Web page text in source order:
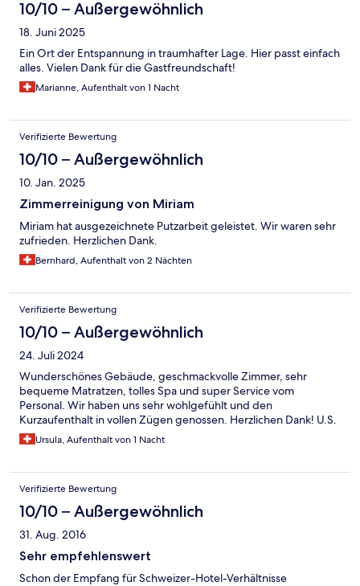
10/10 – Außergewöhnlich
18. Juni 2025
Ein Ort der Entspannung in traumhafter Lage. Hier passt einfach
alles. Vielen Dank für die Gastfreundschaft!
Marianne, Aufenthalt von 1 Nacht
Verifizierte Bewertung
10/10 – Außergewöhnlich
10. Jan. 2025
Zimmerreinigung von Miriam
Miriam hat ausgezeichnete Putzarbeit geleistet. Wir waren sehr
zufrieden. Herzlichen Dank.
Bernhard, Aufenthalt von 2 Nächten
Verifizierte Bewertung
10/10 – Außergewöhnlich
24. Juli 2024
Wunderschönes Gebäude, geschmackvolle Zimmer, sehr
bequeme Matratzen, tolles Spa und super Service vom
Personal. Wir haben uns sehr wohlgefühlt und den
Kurzaufenthalt in vollen Zügen genossen. Herzlichen Dank! U.S.
Ursula, Aufenthalt von 1 Nacht
Verifizierte Bewertung
10/10 – Außergewöhnlich
31. Aug. 2016
Sehr empfehlenswert
Schon der Empfang für Schweizer-Hotel-Verhältnisse